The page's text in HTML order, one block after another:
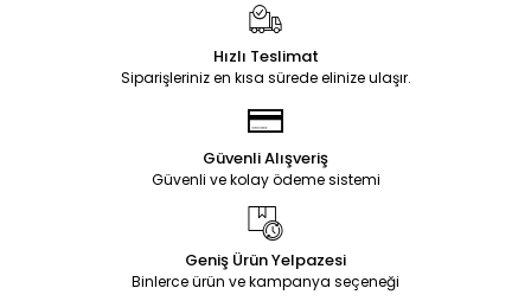
Hızlı Teslimat
Siparişleriniz en kısa sürede elinize ulaşır.
Güvenli Alışveriş
Güvenli ve kolay ödeme sistemi
Geniş Ürün Yelpazesi
Binlerce ürün ve kampanya seçeneği